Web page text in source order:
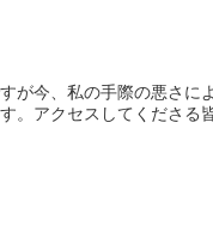
が今、私の手際の悪さ
。アクセスしてくださる